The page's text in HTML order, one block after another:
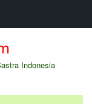
Indonesia